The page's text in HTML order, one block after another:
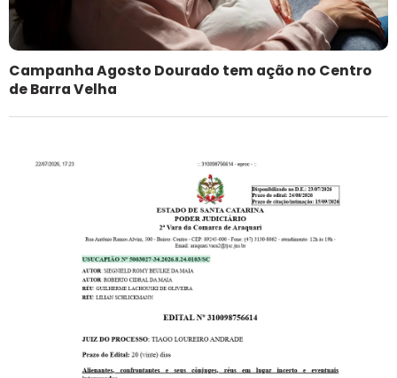
Campanha Agosto Dourado tem ação no Centro
de Barra Velha